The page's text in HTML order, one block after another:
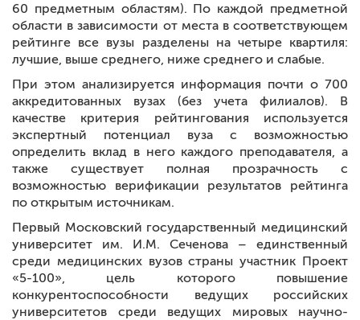
60 предметным областям). По каждой предметной
области в зависимости от места в соответствующем
рейтинге все вузы разделены на четыре квартиля:
лучшие, выше среднего, ниже среднего и слабые.
При этом анализируется информация почти о 700
аккредитованных вузах (без учета филиалов). В
качестве критерия рейтингования используется
экспертный потенциал вуза с возможностью
определить вклад в него каждого преподавателя, а
также существует полная прозрачность с
возможностью верификации результатов рейтинга
по открытым источникам.
Первый Московский государственный медицинский
университет им. И.М. Сеченова – единственный
среди медицинских вузов страны участник Проект
«5-100», цель которого повышение
конкурентоспособности ведущих российских
университетов среди ведущих мировых научно-